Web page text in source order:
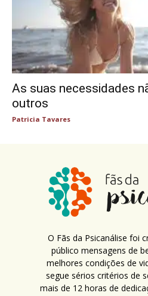
As suas necessidades
outros
Patricia Tavares
O Fãs da Psicanálise foi
público mensagens de
melhores condições de
segue sérios critérios de
mais de 12 horas de